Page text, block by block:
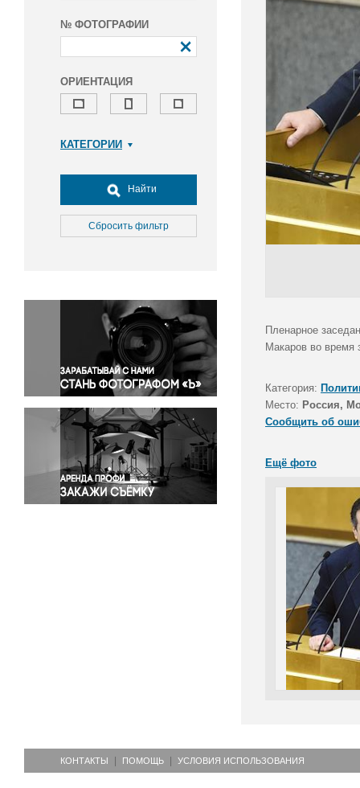
№ ФОТОГРАФИИ
ОРИЕНТАЦИЯ
КАТЕГОРИИ
Досуг, туризм и отдых
Культура
Медицина
Окружающая среда
Политика
Правосудие
Происшествия и конфликты
Религия
Светская жизнь
Спорт
Экология
Экономика и бизнес
Найти
Сбросить фильтр
Пленарное
Макаров во время
Категория:
Место: Россия,
Сообщить об
Ещё фото
КОНТАКТЫ ПОМОЩЬ УСЛОВИЯ ИСПОЛЬЗОВАНИЯ